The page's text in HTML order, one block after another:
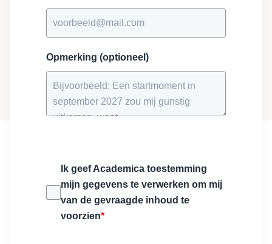
Opmerking (optioneel)
Ik geef Academica toestemming
mijn gegevens te verwerken om mij
van de gevraagde inhoud te
voorzien*